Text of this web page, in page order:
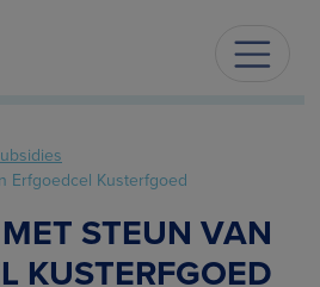
Erfgoedcel Kusterfgoed
STEUN VAN
KUSTERFGOED